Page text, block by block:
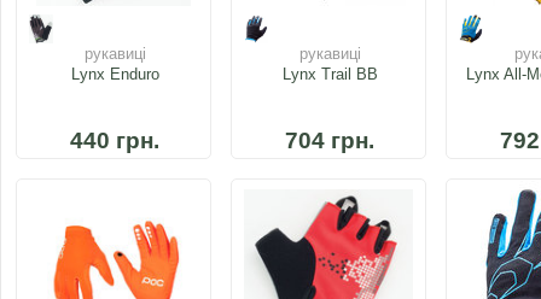
рукавиці
Lynx Enduro
440 грн.
рукавиці
Lynx Trail BB
704 грн.
Lynx All-